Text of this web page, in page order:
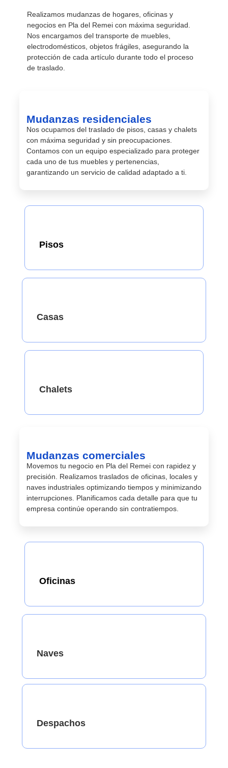
Realizamos mudanzas de hogares, oficinas y
negocios en Pla del Remei con máxima seguridad.
Nos encargamos del transporte de muebles,
electrodomésticos, objetos frágiles, asegurando la
protección de cada artículo durante todo el proceso
de traslado.
Mudanzas residenciales
Nos ocupamos del traslado de pisos, casas y chalets
con máxima seguridad y sin preocupaciones.
Contamos con un equipo especializado para proteger
cada uno de tus muebles y pertenencias,
garantizando un servicio de calidad adaptado a ti.
Pisos
Casas
Chalets
Mudanzas comerciales
Movemos tu negocio en Pla del Remei con rapidez y
precisión. Realizamos traslados de oficinas, locales y
naves industriales optimizando tiempos y minimizando
interrupciones. Planificamos cada detalle para que tu
empresa continúe operando sin contratiempos.
Oficinas
Naves
Despachos